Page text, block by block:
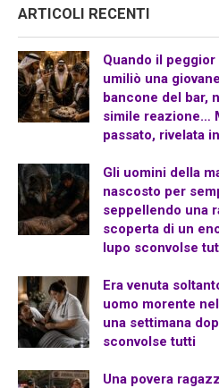
ARTICOLI RECENTI
Quando il
umiliò una
bancone del bar,
simile reazione…
passato, rivelata
Gli uomini della
nascosto per
seppellendo una
scoperta di un
lupo sconvolse
Era venuta
uomo morente
una settimana
sconvolse tutti
Una povera